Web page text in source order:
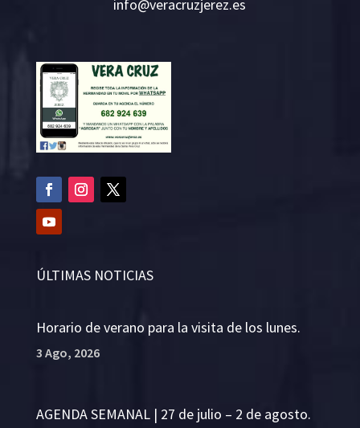
se.ze
rejzu
rcare
v@ofn
i
ÚLTIMAS NOTICIAS
Horario de verano para la visita de los lunes.
3 Ago, 2026
AGENDA SEMANAL | 27 de julio – 2 de agosto.